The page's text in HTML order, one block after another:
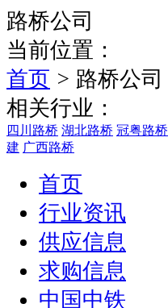
路桥公司
当前位置：
首页 > 路桥公司
相关行业：
四川路桥 湖北路桥 冠粤路桥
建 广西路桥
首页
行业资讯
供应信息
求购信息
中国中铁